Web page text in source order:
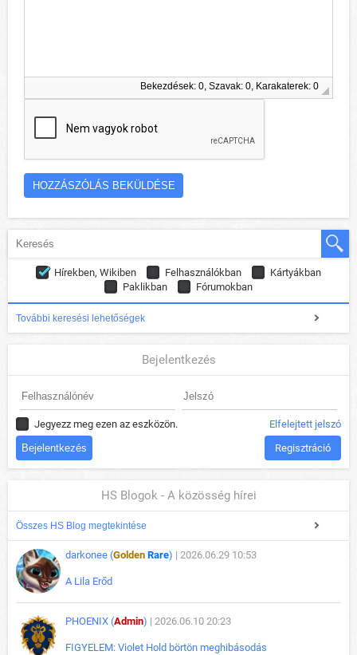
Bekezdések: 0, Szavak: 0, Karakaterek: 0
Hírekben, Wikiben Felhasználókban
Kártyákban
Paklikban
Fórumokban
További keresési lehetőségek
Bejelentkezés
Jegyezz meg ezen az eszközön. Elfelejtett jelszó
Regisztráció
HS Blogok - A közösség hírei
Összes HS Blog megtekintése
darkonee (Golden Rare) | 2026.06.29 10:53
A Lila Erőd
PHOENIX (Admin) | 2026.06.10 20:23
FIGYELEM: Violet Hold börtön meghibásodás